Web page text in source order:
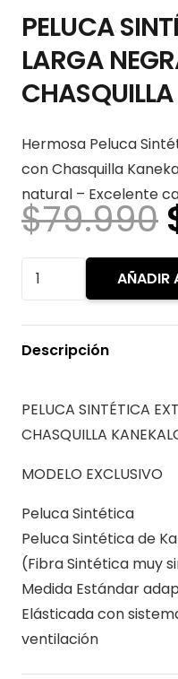
PELUCA
LARGA
Hermosa Peluca
con Chasquilla
natural – Excelente
$79.990
PELUCA
SINTÉTICA
LARGA
CON
CHASQUILLA
KANEKALON
AÑADIR
Descripción
PELUCA SINTÉTICA
CHASQUILLA
MODELO EXCLUSIVO
Peluca Sintética
Peluca Sintética de
(Fibra Sintética muy
Medida Estándar
Elásticada con
ventilación